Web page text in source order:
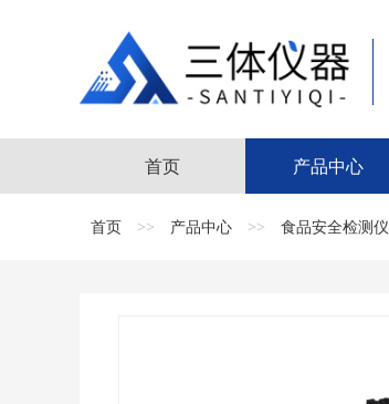
首页 产品中心
首页 >> 产品中心 >> 食品安全检测仪